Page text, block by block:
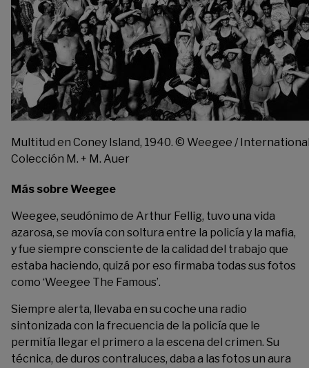
Multitud en Coney Island, 1940. © Weegee /
Colección M. + M. Auer
Más sobre Weegee
Weegee, seudónimo de Arthur Fellig, tuvo una vida
azarosa, se movía con soltura entre la policía y la mafia,
y fue siempre consciente de la calidad del trabajo que
estaba haciendo, quizá por eso firmaba todas sus fotos
como ‘Weegee The Famous’.
Siempre alerta, llevaba en su coche una radio
sintonizada con la frecuencia de la policía que le
permitía llegar el primero a la escena del crimen. Su
técnica, de duros contraluces, daba a las fotos un aura